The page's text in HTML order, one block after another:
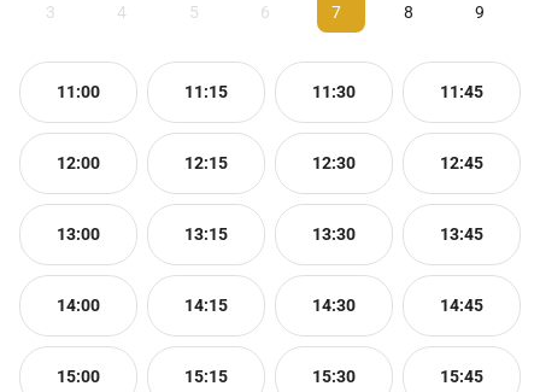
3 4 5 6 7 8 9
11:00 11:15 11:30 11:45
12:00 12:15 12:30 12:45
13:00 13:15 13:30 13:45
14:00 14:15 14:30 14:45
15:00 15:15 15:30 15:45